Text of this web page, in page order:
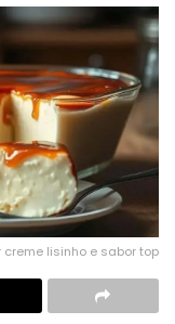
lisinho e sabor top